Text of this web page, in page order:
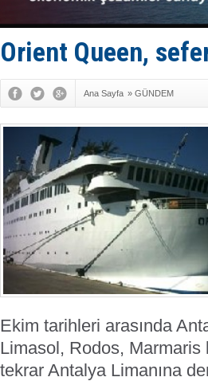
Orient Queen,
Ana Sayfa » GÜNDEM
Ekim tarihleri arasında
Limasol, Rodos, Marmaris
tekrar Antalya Limanına